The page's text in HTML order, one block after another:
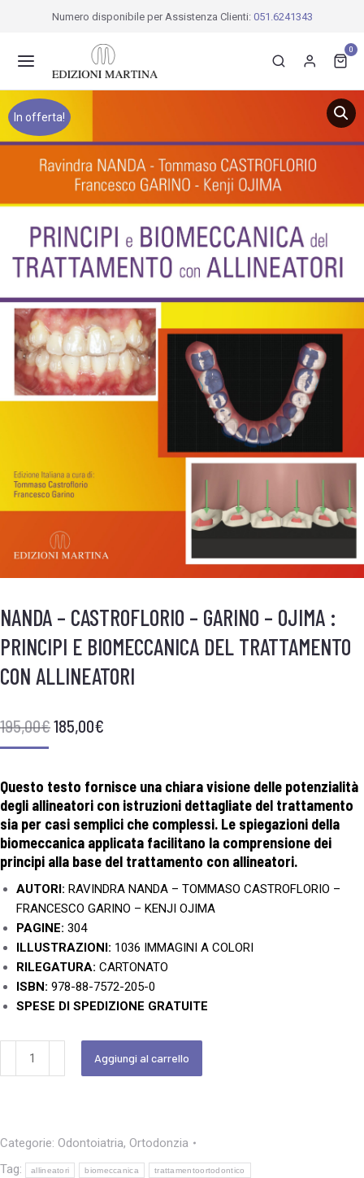
Numero disponibile per Assistenza Clienti: 051.6241343
0
In offerta!
NANDA – CASTROFLORIO – GARINO – OJIMA :
PRINCIPI E BIOMECCANICA DEL TRATTAMENTO
CON ALLINEATORI
195,00€185,00€
Questo testo fornisce una chiara visione delle potenzialità
degli allineatori con istruzioni dettagliate del trattamento
sia per casi semplici che complessi. Le spiegazioni della
biomeccanica applicata facilitano la comprensione dei
principi alla base del trattamento con allineatori.
AUTORI: RAVINDRA NANDA – TOMMASO CASTROFLORIO –
FRANCESCO GARINO – KENJI OJIMA
PAGINE: 304
ILLUSTRAZIONI: 1036 IMMAGINI A COLORI
RILEGATURA: CARTONATO
ISBN: 978-88-7572-205-0
SPESE DI SPEDIZIONE GRATUITE
Aggiungi al carrello
Categorie: Odontoiatria, Ortodonzia
Tag:
allineatori biomeccanica trattamentoortodontico